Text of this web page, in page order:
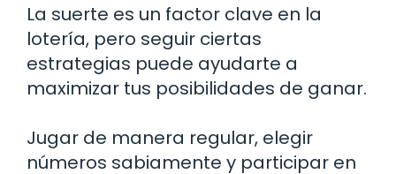
La suerte es un factor clave en la
lotería, pero seguir ciertas
estrategias puede ayudarte a
maximizar tus posibilidades de ganar.
Jugar de manera regular, elegir
números sabiamente y participar en